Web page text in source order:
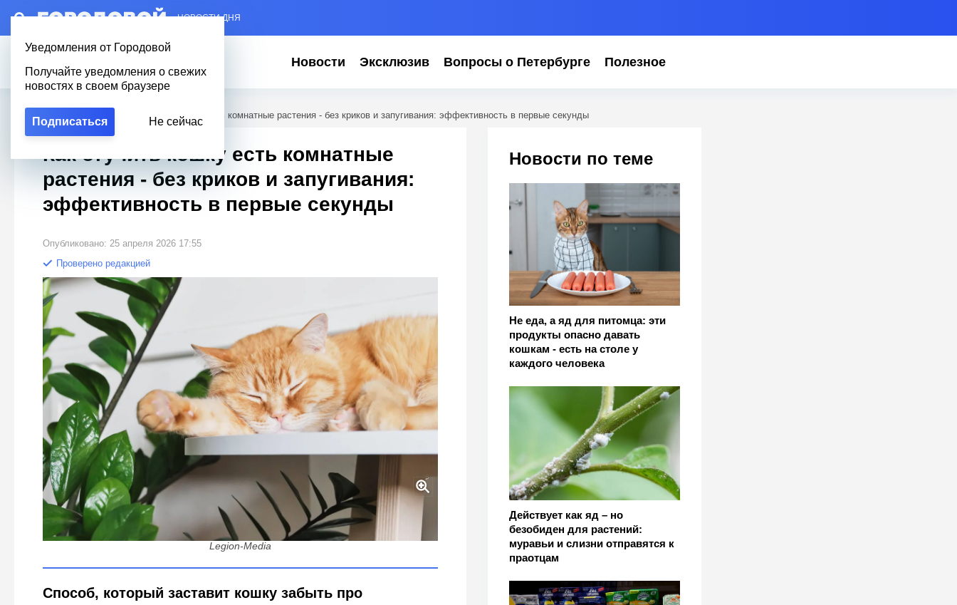
– НОВОСТИ ДНЯ
Уведомления от Городовой
Получайте уведомления о свежих
новостях в своем браузере
Подписаться Не сейчас
Новости Эксклюзив Вопросы о Петербурге Полезное
Городовой Как отучить кошку есть комнатные растения - без криков и запугивания: эффективность в первые секунды
Новости по теме
Не еда, а яд для питомца: эти
продукты опасно давать
кошкам - есть на столе у
каждого человека
Действует как яд – но
безобиден для растений:
муравьи и слизни отправятся к
праотцам
Как отучить кошку есть комнатные
растения - без криков и запугивания:
эффективность в первые секунды
Опубликовано: 25 апреля 2026 17:55
Проверено редакцией
Как отучить кошку есть комнатные растения - без криков и запугивания:
эффективность в первые секунды
Legion-Media
Способ, который заставит кошку забыть про